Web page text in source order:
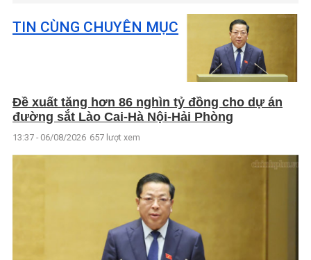
TIN CÙNG CHUYÊN MỤC
Đề xuất tăng hơn 86 nghìn tỷ đồng cho dự án
đường sắt Lào Cai-Hà Nội-Hải Phòng
13:37 - 06/08/2026 657 lượt xem